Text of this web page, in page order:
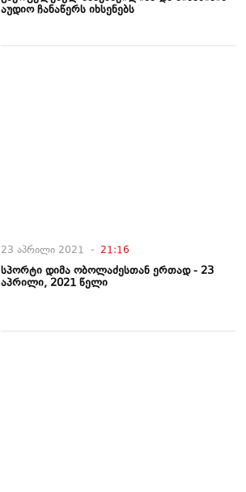
აუდიო ჩანაწერს იხსენებს
23 აპრილი 2021 - 21:16
სპორტი დიმა ობოლაძესთან ერთად - 23
აპრილი, 2021 წელი